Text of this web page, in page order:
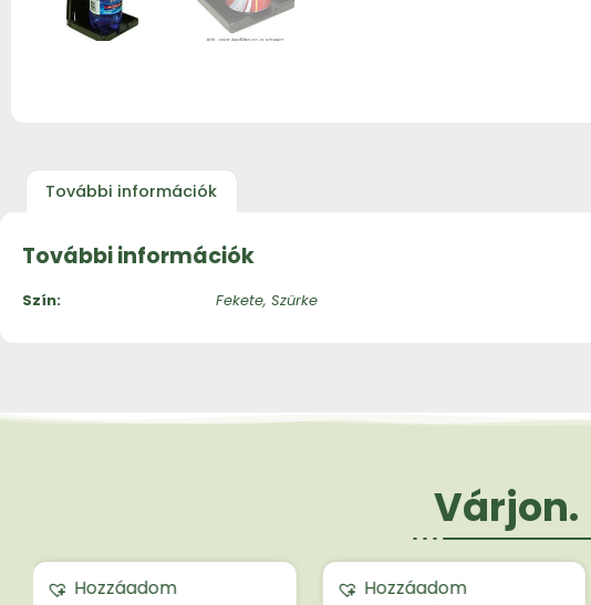
További információk
További információk
Szín Fekete, Szürke
Várjon.
Hozzáadom Hozzáadom